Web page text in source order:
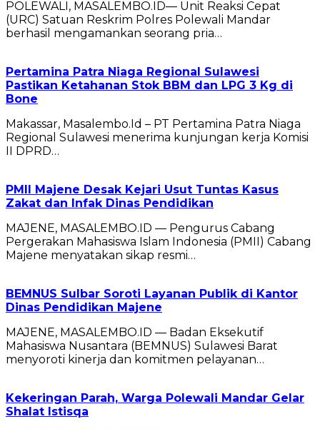
POLEWALI, MASALEMBO.ID— Unit Reaksi Cepat
(URC) Satuan Reskrim Polres Polewali Mandar
berhasil mengamankan seorang pria…
Pertamina Patra Niaga Regional Sulawesi
Pastikan Ketahanan Stok BBM dan LPG 3 Kg di
Bone
Makassar, Masalembo.Id – PT Pertamina Patra Niaga
Regional Sulawesi menerima kunjungan kerja Komisi
II DPRD…
PMII Majene Desak Kejari Usut Tuntas Kasus
Zakat dan Infak Dinas Pendidikan
MAJENE, MASALEMBO.ID — Pengurus Cabang
Pergerakan Mahasiswa Islam Indonesia (PMII) Cabang
Majene menyatakan sikap resmi…
BEMNUS Sulbar Soroti Layanan Publik di Kantor
Dinas Pendidikan Majene
MAJENE, MASALEMBO.ID — Badan Eksekutif
Mahasiswa Nusantara (BEMNUS) Sulawesi Barat
menyoroti kinerja dan komitmen pelayanan…
Kekeringan Parah, Warga Polewali Mandar Gelar
Shalat Istisqa